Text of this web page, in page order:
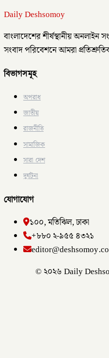
Daily Deshsomoy
বাংলাদেশের শীর্ষস্থানীয় অনলাইন
সংবাদ পরিবেশনে আমরা
বিভাগসমূহ
অপরাধ
জাতীয়
রাজনীতি
সামাজিক
সারা দেশ
দুর্ঘটনা
যোগাযোগ
১০০, মতিঝিল, ঢাকা
+৮৮০ ২-৯৫৫ ৪৩২১
© ২০২৬ Daily